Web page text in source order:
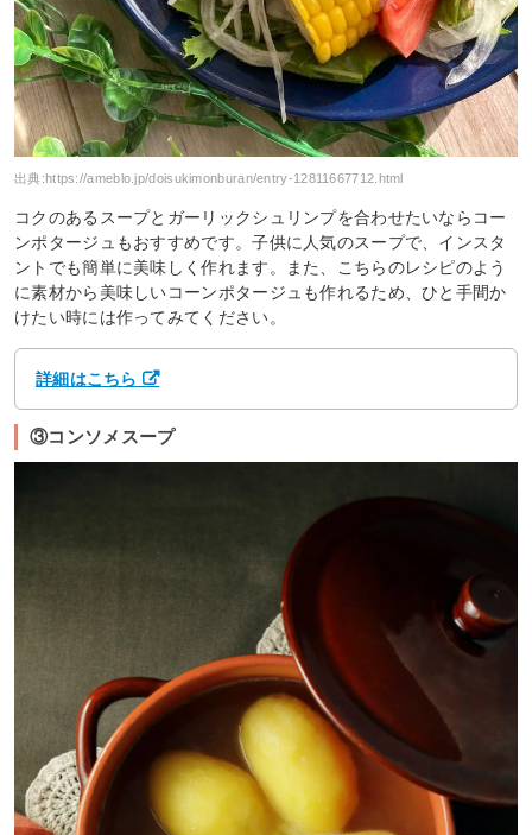
出典: https://ameblo.jp/doisukimonburan/entry-12811667712.html
コクのあるスープとガーリックシュリンプを合わせたいならコー
ンポタージュもおすすめです。子供に人気のスープで、インスタ
ントでも簡単に美味しく作れます。また、こちらのレシピのよう
に素材から美味しいコーンポタージュも作れるため、ひと手間か
けたい時には作ってみてください。
詳細はこちら
③コンソメスープ